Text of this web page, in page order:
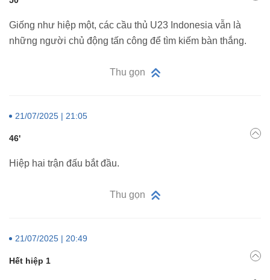
Giống như hiệp một, các cầu thủ U23 Indonesia vẫn là
những người chủ động tấn công để tìm kiếm bàn thắng.
Thu gọn
21/07/2025 | 21:05
46'
Hiệp hai trận đấu bắt đầu.
Thu gọn
21/07/2025 | 20:49
Hết hiệp 1